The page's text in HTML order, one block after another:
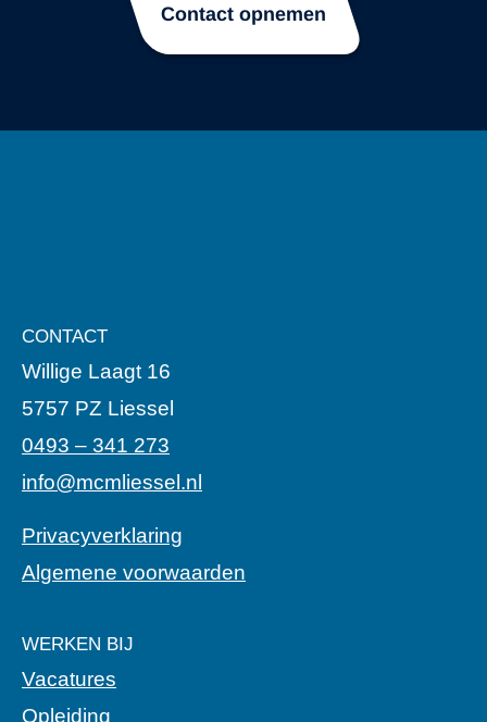
Contact opnemen
CONTACT
Willige Laagt 16
5757 PZ Liessel
0493 – 341 273
info@mcmliessel.nl
Privacyverklaring
Algemene voorwaarden
WERKEN BIJ
Vacatures
Opleiding